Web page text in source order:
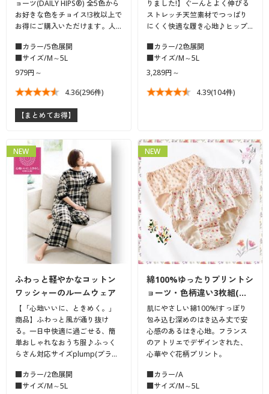
ョーツ(DAILY HIPS®) 全5色から
お好きな色をチョイス!3枚以上で
お得にご購入いただけます。人…
■カラー/5色展開
■サイズ/M～5L
979円～
4.36(296件)
【まとめてお得】
りました!】ぐーんとよく伸びる
ストレッチ天竺素材でつっぱり
にくく快適な履き心地♪ヒップ…
■カラー/2色展開
■サイズ/M～5L
3,289円～
4.39(104件)
NEW
ふわっと軽やかなコットン
ワッシャーのルームウェア
【「心地いいに、ときめく。」
商品】ふわっと風が通り抜け
る。一日中快適に過ごせる、簡
単おしゃれなおうち服♪ふっく
らさん対応サイズplump(プラ…
■カラー/2色展開
■サイズ/M～5L
NEW
綿100%ゆったりプリントシ
ョーツ・色柄違い3枚組(…
肌にやさしい綿100%!すっぽり
包み込む深めのはき込み丈で安
心感のあるはき心地。フランス
のアトリエでデザインされた、
心華やぐ花柄プリント。
■カラー/A
■サイズ/M～5L